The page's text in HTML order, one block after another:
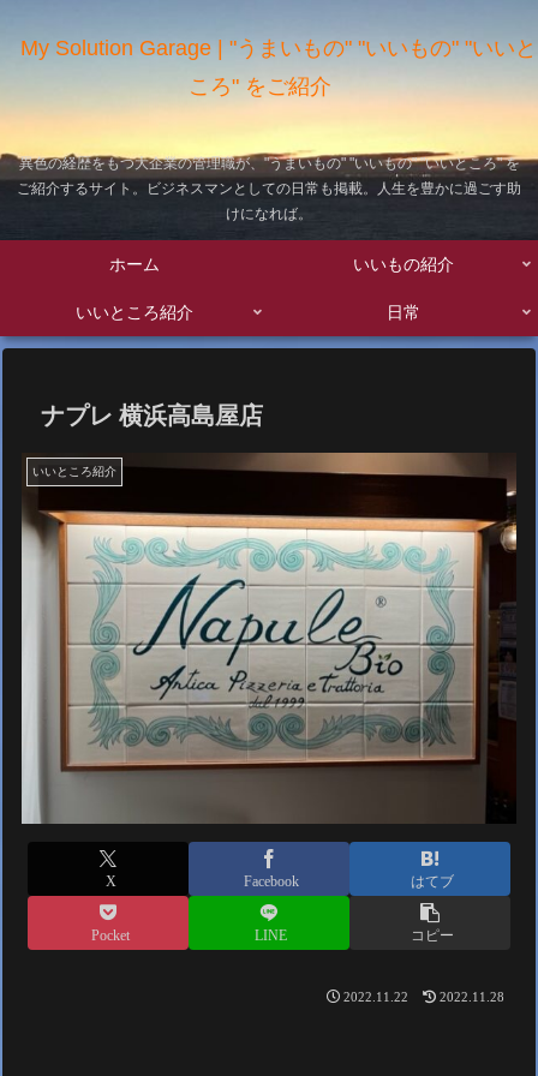
My Solution Garage | "うまいもの" "いいもの" "いいと
ころ" をご紹介
異色の経歴をもつ大企業の管理職が、"うまいもの" "いいもの" "いいところ" を
ご紹介するサイト。ビジネスマンとしての日常も掲載。人生を豊かに過ごす助
けになれば。
ホーム いいもの紹介
いいところ紹介 日常
ナプレ 横浜高島屋店
いいところ紹介
X Facebook はてブ
Pocket LINE コピー
2022.11.22 2022.11.28